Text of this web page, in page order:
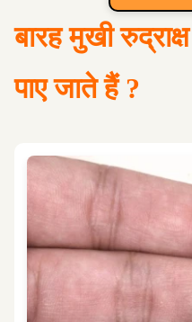
बारह मुखी
पाए जाते हैं ?